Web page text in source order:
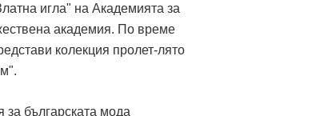
игла" на Академията за
академия. По време
колекция пролет-лято